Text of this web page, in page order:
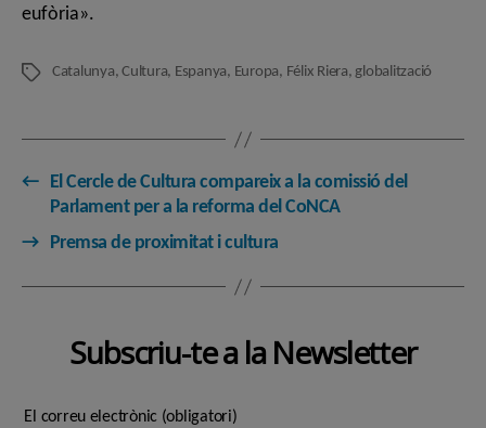
eufòria».
EtiquetesCatalunya,Cultura, Espanya, Europa, Félix Riera,globalització
←
El Cercle de Cultura compareix a la comissió del
Parlament per a la reforma del CoNCA
→
Premsa de proximitat i cultura
Subscriu-te a la Newsletter
El correu electrònic (obligatori)